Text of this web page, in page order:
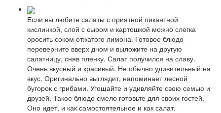
Если вы любите салаты с приятной пикантной
кислинкой, слой с сыром и картошкой можно слегка
оросить соком отжатого лимона. Готовое блюдо
переверните вверх дном и выложите на другую
салатницу, сняв пленку. Салат получился на славу.
Очень вкусный и красивый. Не обычно удивительный на
вкус. Оригинально выглядит, напоминает лесной
бугорок с грибами. Угощайте и удивляйте свою семью и
друзей. Такое блюдо смело готовьте для своих гостей.
Оно идет, и как самостоятельное и как салат.